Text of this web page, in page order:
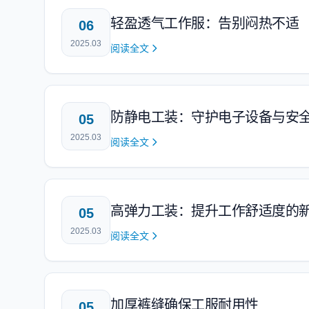
06
2025.03
轻盈透气工作服：告别闷热不适
阅读全文
05
2025.03
防静电工装：守护电子设备与安
阅读全文
05
2025.03
高弹力工装：提升工作舒适度的
阅读全文
加厚裤缝确保工服耐用性